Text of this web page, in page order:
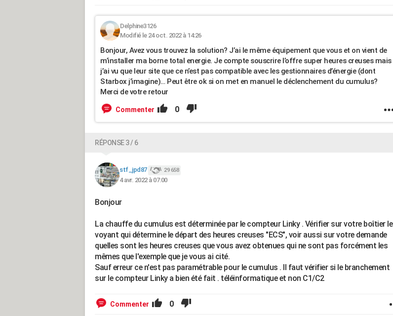
Delphine3126
Modifié le 24 oct. 2022 à 14:26
Bonjour, Avez vous trouvez la solution? J’ai le même équipement que vous et on vient de
m’installer ma borne total energie. Je compte souscrire l’offre super heures creuses mais
j’ai vu que leur site que ce n’est pas compatible avec les gestionnaires d’énergie (dont
Starbox j’imagine)… Peut être ok si on met en manuel le déclenchement du cumulus?
Merci de votre retour
Commenter 0
RÉPONSE 3 / 6
stf_jpd87 29 658
4 avr. 2022 à 07:00
Bonjour
La chauffe du cumulus est déterminée par le compteur Linky . Vérifier sur votre boîtier le
voyant qui détermine le départ des heures creuses "ECS", voir aussi sur votre demande
quelles sont les heures creuses que vous avez obtenues qui ne sont pas forcément les
mêmes que l'exemple que je vous ai cité.
Sauf erreur ce n'est pas paramétrable pour le cumulus . Il faut vérifier si le branchement
sur le compteur Linky a bien été fait . téléinformatique et non C1/C2
Commenter 0